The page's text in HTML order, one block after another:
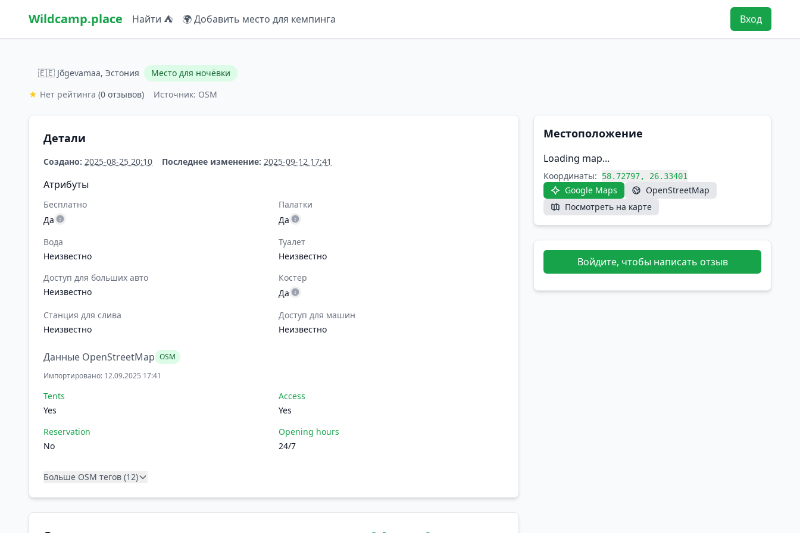
Wildcamp.place Найти ⛺ 🌍 Добавить место для кемпинга Вход
🇪🇪 Jõgevamaa, Эстония
Место для ночёвки
★ Нет рейтинга (0 отзывов) Источник: OSM
Детали
Создано: 2025-08-25 20:10 Последнее изменение: 2025-09-12 17:41
Атрибуты
Бесплатно
Да
Палатки
Да
Вода
Неизвестно
Туалет
Неизвестно
Доступ для больших авто
Неизвестно
Костер
Да
Станция для слива
Неизвестно
Доступ для машин
Неизвестно
Данные OpenStreetMap OSM
Импортировано: 12.09.2025 17:41
Tents
Yes
Access
Yes
Reservation
No
Opening hours
24/7
Больше OSM тегов (12)
Местоположение
Loading map...
Координаты: 58.72797, 26.33401
Google Maps
OpenStreetMap
Посмотреть на карте
Войдите, чтобы написать отзыв